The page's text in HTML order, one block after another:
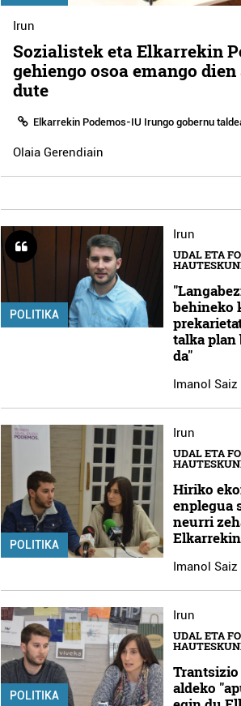
Irun
Sozialistek eta Elkarrekin
gehiengo osoa emango
dute
Elkarrekin Podemos-IU Irungo gobernu
Olaia Gerendiain
POLITIKA
Irun
UDAL ETA
behineko
talka plan
da"
Imanol Saiz
POLITIKA
Irun
UDAL ETA
Hiriko
enplegua
neurri
Imanol Saiz
POLITIKA
Irun
UDAL ETA
aldeko